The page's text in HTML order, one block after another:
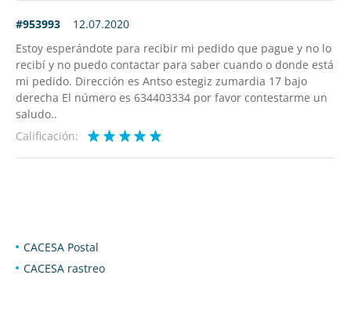
#953993
12.07.2020
Estoy esperándote para recibir mi pedido que pague y no lo
recibí y no puedo contactar para saber cuando o donde está
mi pedido. Dirección es Antso estegiz zumardia 17 bajo
derecha El número es 634403334 por favor contestarme un
saludo..
Calificación:
CACESA Postal
CACESA rastreo